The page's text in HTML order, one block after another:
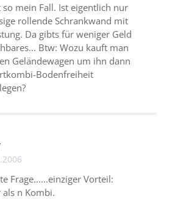
so mein Fall. Ist eigentlich nur
rollende Schrankwand mit
Da gibts für weniger Geld
Btw: Wozu kauft man
Geländewagen um ihn dann
Bodenfreiheit
Frage......einziger Vorteil:
als n Kombi.